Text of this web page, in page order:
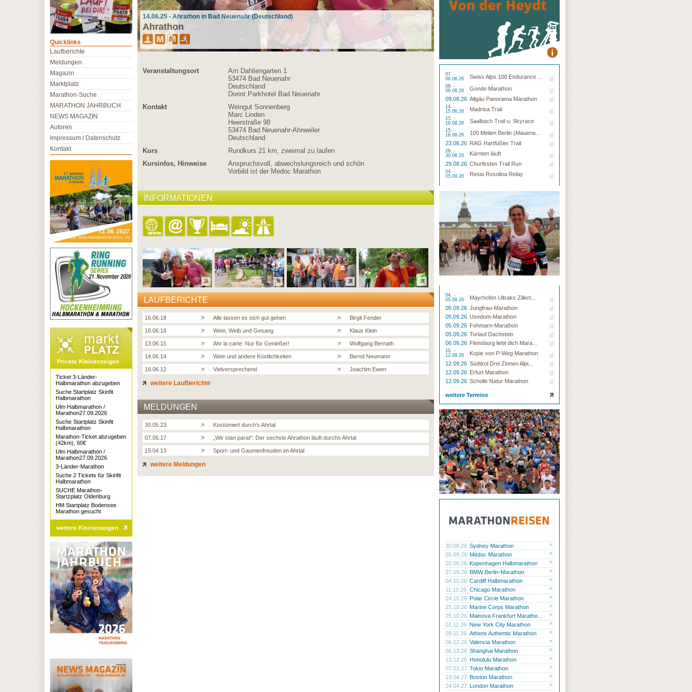
14.06.25 - Ahrathon in Bad Neuenahr (Deutschland)
Ahrathon
Veranstaltungsort
Am Dahliengarten 1
53474 Bad Neuenahr
Deutschland
Dorint Parkhotel Bad Neuenahr
Kontakt
Weingut Sonnenberg
Marc Linden
Heerstraße 98
53474 Bad Neuenahr-Ahrweiler
Deutschland
Kurs
Rundkurs 21 km, zweimal zu laufen
Kursinfos, Hinweise
Anspruchsvoll, abwechslungsreich und schön
Vorbild ist der Medoc Marathon
INFORMATIONEN
LAUFBERICHTE
16.06.18 Alle lassen es sich gut gehen Birgit Fender
16.06.18 Wein, Weib und Gesang Klaus Klein
13.06.15 Ahr la carte: Nur für Genießer! Wolfgang Bernath
14.06.14 Wein und andere Köstlichkeiten Bernd Neumann
16.06.12 Vielversprechend Joachim Ewen
weitere Laufberichte
MELDUNGEN
30.05.23 Kostümiert durch’s Ahrtal
07.05.17 „Wir stan parat“: Der sechste Ahrathon läuft durchs Ahrtal
15.04.13 Sport- und Gaumenfreuden im Ahrtal
weitere Meldungen
07. -
09.08.26
Swiss Alps 100 Endurance ...
08. -
09.08.26
Gondo Marathon
09.08.26 Allgäu Panorama Marathon
14. -
15.08.26
Madrisa Trail
15. -
16.08.26
Saalbach Trail u. Skyrace
15. -
16.08.26
100 Meilen Berlin (Mauerw...
23.08.26 RAG Hartfüßler Trail
28. -
30.08.26
Kärnten läuft
29.08.26 Churfirsten Trail Run
04. -
05.09.26
Resia Rosolina Relay
04. -
05.09.26
Mayrhofen Ultraks Zillert...
05.09.26 Jungfrau-Marathon
05.09.26 Usedom-Marathon
05.09.26 Fehmarn-Marathon
05.09.26 Torlauf Dachstein
06.09.26 Flensburg liebt dich Mara...
10. -
12.09.26
Kopie von P-Weg Marathon
12.09.26 Südtirol Drei Zinnen Alpi...
12.09.26 Erfurt Marathon
12.09.26 Scholle Natur Marathon
weitere Termine
30.08.26 Sydney Marathon
05.09.26 Médoc Marathon
20.09.26 Kopenhagen Halbmarathon
27.09.26 BMW Berlin-Marathon
04.10.26 Cardiff Halbmarathon
11.10.26 Chicago Marathon
24.10.26 Polar Circle Marathon
25.10.26 Marine Corps Marathon
25.10.26 Mainova Frankfurt Maratho...
01.11.26 New York City Marathon
09.11.26 Athens Authentic Marathon
06.12.26 Valencia Marathon
06.12.26 Shanghai Marathon
13.12.26 Honolulu Marathon
07.03.27 Tokio Marathon
19.04.27 Boston Marathon
24.04.27 London Marathon
Quicklinks
Laufberichte
Meldungen
Magazin
Marktplatz
Marathon-Suche
MARATHON JAHRBUCH
NEWS MAGAZIN
Autoren
Impressum / Datenschutz
Kontakt
Ticket 3-Länder-
Halbmarathon abzugeben
Suche Startplatz Skinfit
Halbmarathon
Ulm Halbmarathon /
Marathon27.09.2026
Suche Startplatz Skinfit
Halbmarathon
Marathon-Ticket abzugeben
(42km), 60€
Ulm Halbmarathon /
Marathon27.09.2026
3-Länder-Marathon
Suche 2 Tickets für Skinfit
Halbmarathon
SUCHE Marathon-
Startzplatz Oldenburg
HM Startplatz Bodensee
Marathon gesucht